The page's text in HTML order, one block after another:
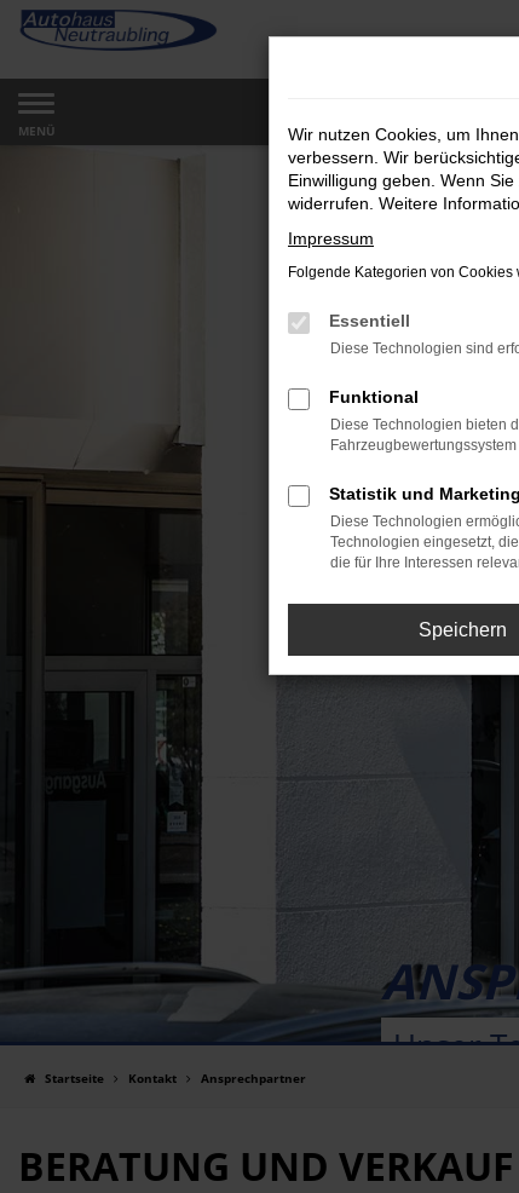
Zum
springen
MENÜ
Unser
Startseite Kontakt Ansprechpartner
BERATUNG UND VERKAUF
Wir nutzen Cookies, um
verbessern. Wir
Einwilligung geben. Wenn
widerrufen. Weitere
Impressum
Folgende Kategorien von
Essentiell
Diese Technologien sind
Funktional
Diese Technologien bieten
Statistik und Marketing
Diese Technologien
Technologien eingesetzt,
die für Ihre Interessen
Speichern